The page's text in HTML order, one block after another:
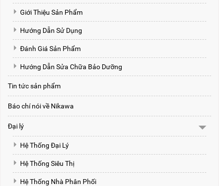
Giới Thiệu Sản Phẩm
Hướng Dẫn Sử Dụng
Đánh Giá Sản Phẩm
Hướng Dẫn Sửa Chữa Bảo Dưỡng
Tin tức sản phẩm
Báo chí nói về Nikawa
Đại lý
Hệ Thống Đại Lý
Hệ Thống Siêu Thị
Hệ Thống Nhà Phân Phối